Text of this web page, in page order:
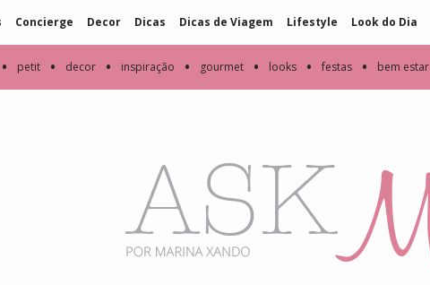
Concierge Decor Dicas Dicas de Viagem Lifestyle Look do Dia
• petit • decor • inspiração • gourmet • looks • festas • bem estar